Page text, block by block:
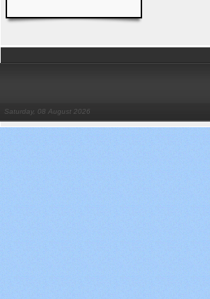
Saturday, 08 August 2026